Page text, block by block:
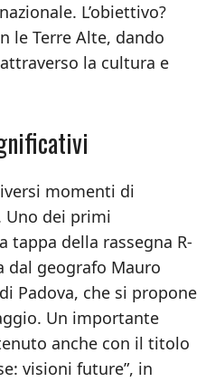
L’obiettivo?
le Terre Alte, dando
la cultura e
momenti di
Uno dei primi
tappa della rassegna R-
dal geografo Mauro
Padova, che si propone
Un importante
anche con il titolo
visioni future”, in